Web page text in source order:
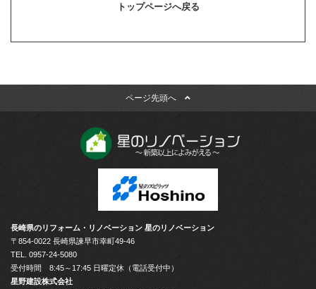
トップページへ戻る
ページ先頭へ
長崎県のリフォーム・リノベーション 星のリノベーション
〒854-0022 長崎県諫早市幸町49-46
TEL. 0957-24-5080
受付時間 8:45～17:45 日曜定休（電話受付中）
星野建設株式会社